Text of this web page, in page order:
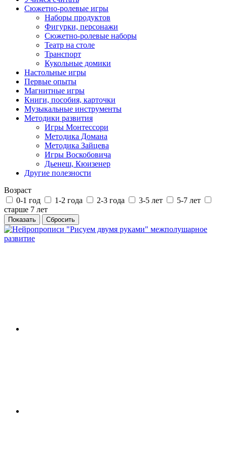
Сюжетно-ролевые игры
Наборы продуктов
Фигурки, персонажи
Сюжетно-ролевые наборы
Театр на столе
Транспорт
Кукольные домики
Настольные игры
Первые опыты
Магнитные игры
Книги, пособия, карточки
Музыкальные инструменты
Методики развития
Игры Монтессори
Методика Домана
Методика Зайцева
Игры Воскобовича
Дьенеш, Кюизенер
Другие полезности
Возраст
0-1 год
1-2 года 2-3 года 3-5 лет
5-7 лет
старше 7 лет